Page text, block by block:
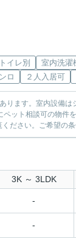
イレ別 室内洗濯
ロ
２人入居可
ります。室内設備は
ット相談可の物件
ださい。ご希望の
3K ～ 3LDK
-
-